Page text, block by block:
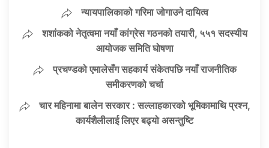
न्यायपालिकाको गरिमा जोगाउने दायित्व
शशांकको नेतृत्वमा नयाँ कांग्रेस गठनको तयारी, ५५१ सदस्यीय
आयोजक समिति घोषणा
प्रचण्डको एमालेसँग सहकार्य संकेतपछि नयाँ राजनीतिक
समीकरणको चर्चा
चार महिनामा बालेन सरकार : सल्लाहकारको भूमिकामाथि प्रश्न,
कार्यशैलीलाई लिएर बढ्यो असन्तुष्टि